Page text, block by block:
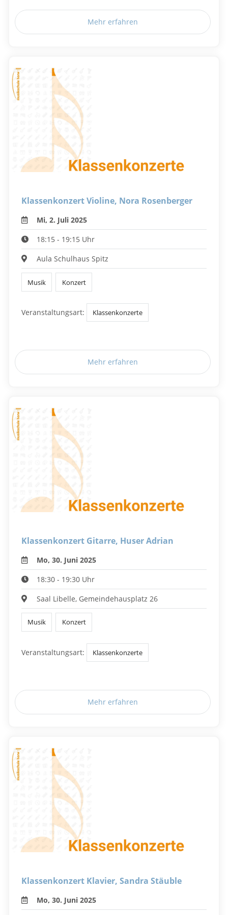
Mehr erfahren
Klassenkonzert Violine, Nora Rosenberger
Mi, 2. Juli 2025
18:15 - 19:15 Uhr
Aula Schulhaus Spitz
Musik Konzert
Veranstaltungsart: Klassenkonzerte
Mehr erfahren
Klassenkonzert Gitarre, Huser Adrian
Mo, 30. Juni 2025
18:30 - 19:30 Uhr
Saal Libelle, Gemeindehausplatz 26
Musik Konzert
Veranstaltungsart: Klassenkonzerte
Mehr erfahren
Klassenkonzert Klavier, Sandra Stäuble
Mo, 30. Juni 2025